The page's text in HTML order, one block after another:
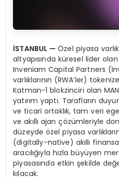
İSTANBUL —Özel piyasa
altyapısında küresel lider
Inveniam Capital Partners
varlıklarının (RWA’ler)
Katman-1 blokzinciri olan
yatırım yaptı. Tarafların
ve ticari ortaklık, tam veri
ve akıllı ajan çözümleriyle
düzeyde özel piyasa
(digitally-native) akıllı
aracılığıyla hızla büyüyen
piyasasında etkin şekilde
kılacak.